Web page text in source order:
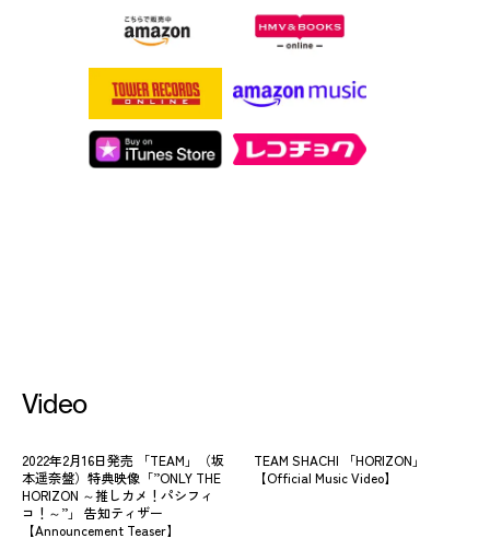
Video
2022年2月16日発売 「TEAM」（坂
本遥奈盤）特典映像「”ONLY THE
HORIZON ～推しカメ！パシフィ
コ！～”」 告知ティザー
【Announcement Teaser】
TEAM SHACHI 「HORIZON」
【Official Music Video】